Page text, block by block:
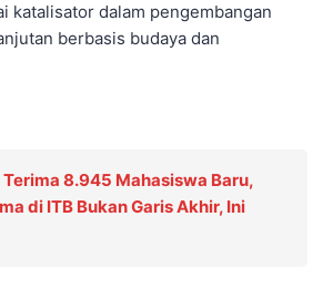
katalisator dalam pengembangan
berbasis budaya dan
Terima 8.945 Mahasiswa Baru,
di ITB Bukan Garis Akhir, Ini